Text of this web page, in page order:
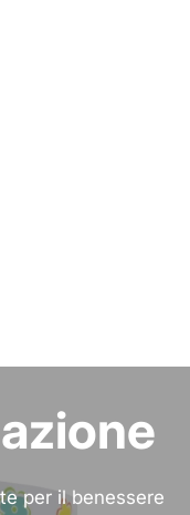
per il benessere